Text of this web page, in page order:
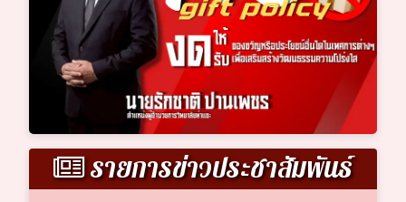
รายการข่าวประชาสัมพันธ์